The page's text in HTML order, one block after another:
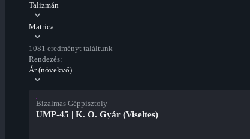
Talizmán
Matrica
1081 eredményt találtunk
Rendezés:
Ár (növekvő)
Bizalmas Géppisztoly
UMP-45 | K. O. Gyár (Viseltes)